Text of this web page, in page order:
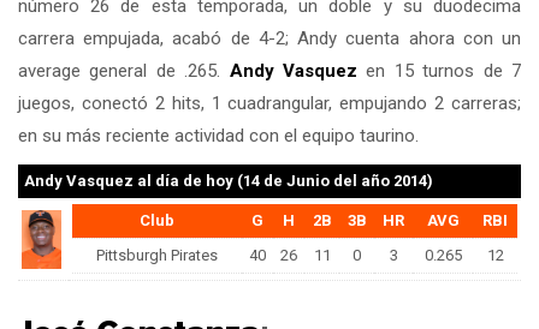
número 26 de esta temporada, un doble y su duodecima
carrera empujada, acabó de 4-2; Andy cuenta ahora con un
average general de .265. Andy Vasquez en 15 turnos de 7
juegos, conectó 2 hits, 1 cuadrangular, empujando 2 carreras;
en su más reciente actividad con el equipo taurino.
Andy Vasquez al día de hoy (14 de Junio del año 2014)
Club G H 2B 3B HR AVG
RBI
Pittsburgh Pirates
40 26 11 0 3 0.265 12